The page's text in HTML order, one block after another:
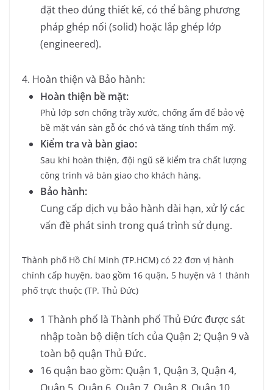
đặt theo đúng thiết kế, có thể bằng phương
pháp ghép nối (solid) hoặc lắp ghép lớp
(engineered).
4. Hoàn thiện và Bảo hành:
Hoàn thiện bề mặt:
Phủ lớp sơn chống trầy xước, chống ẩm để bảo vệ
bề mặt ván sàn gỗ óc chó và tăng tính thẩm mỹ.
Kiểm tra và bàn giao:
Sau khi hoàn thiện, đội ngũ sẽ kiểm tra chất lượng
công trình và bàn giao cho khách hàng.
Bảo hành:
Cung cấp dịch vụ bảo hành dài hạn, xử lý các
vấn đề phát sinh trong quá trình sử dụng.
Thành phố Hồ Chí Minh (TP.HCM) có 22 đơn vị hành
chính cấp huyện, bao gồm 16 quận, 5 huyện và 1 thành
phố trực thuộc (TP. Thủ Đức)
1 Thành phố là Thành phố Thủ Đức được sát
nhập toàn bộ diện tích của Quận 2; Quận 9 và
toàn bộ quận Thủ Đức.
16 quận bao gồm: Quận 1, Quận 3, Quận 4,